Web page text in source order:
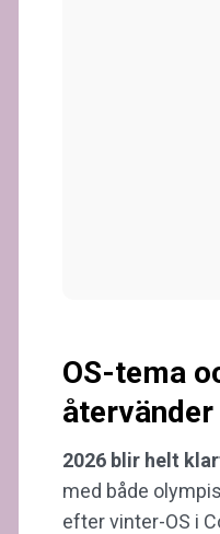
OS-tema
2026 blir helt
med både
efter vinter-OS i